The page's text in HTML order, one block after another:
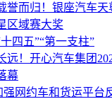
誉而归！银座汽车天
区域赛大奖
四五”“第一支柱”
远！开心汽车集团
幕
强网约车和货运平台